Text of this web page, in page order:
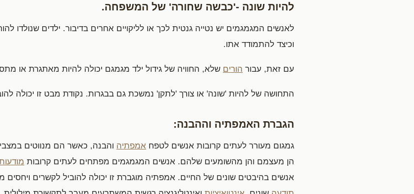
להיות שונה -'כבשה שחורה' של המשפחה.
לאנשים המגמגמים יש נטייה גנטית לכך או לליקויים אחרים בדיבור. ילדים שנולדו
וכיצד להתמודד אתו.
עם זאת, עבור הורים שלא, החוויה של גידול ילד מגמגם יכולה להיות מאתגרת או
התחושה של להיות 'שונה' או צורך 'לתקן' נמשכת גם בבגרות. נקודת מבט זו יכולה
הגברת האמפתיה וההבנה:
גמגום מעורר לעתים קרובות אנשים לטפח אמפתיה והבנה, כאשר הם מנווטים
הן מעצמם והן מהשומעים שלהם. אנשים המגמגמים מפתחים לעתים קרובות
אנשים בהיבטים שונים של החיים. אמפתיה מוגברת זו יכולה להוביל לקשרים ויחסים